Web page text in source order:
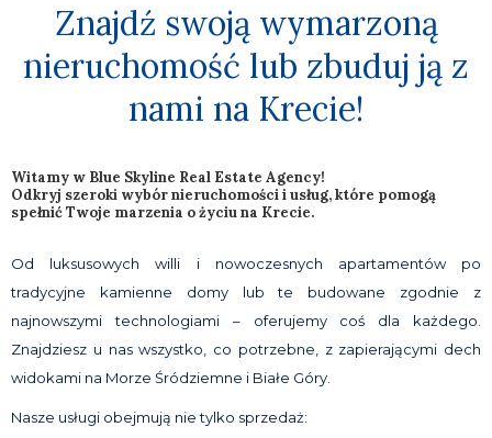
Znajdź swoją wymarzoną
nieruchomość lub zbuduj ją z
nami na Krecie!
Witamy w Blue Skyline Real Estate Agency!
Odkryj szeroki wybór nieruchomości i usług, które pomogą
spełnić Twoje marzenia o życiu na Krecie.
Od luksusowych willi i nowoczesnych apartamentów po
tradycyjne kamienne domy lub te budowane zgodnie z
najnowszymi technologiami – oferujemy coś dla każdego.
Znajdziesz u nas wszystko, co potrzebne, z zapierającymi dech
widokami na Morze Śródziemne i Białe Góry.
Nasze usługi obejmują nie tylko sprzedaż: